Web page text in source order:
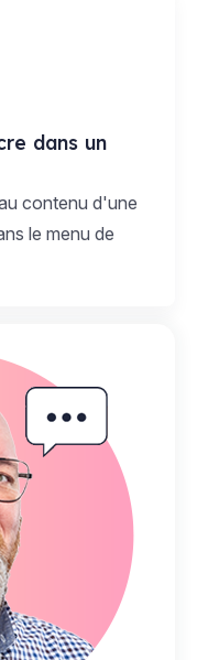
dans un
contenu d'une
le menu de